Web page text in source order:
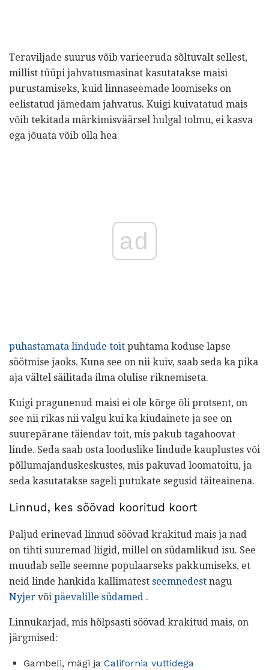
Teraviljade suurus võib varieeruda sõltuvalt sellest,
millist tüüpi jahvatusmasinat kasutatakse maisi
purustamiseks, kuid linnaseemade loomiseks on
eelistatud jämedam jahvatus. Kuigi kuivatatud mais
võib tekitada märkimisväärsel hulgal tolmu, ei kasva
ega jõuata võib olla hea
ad
puhastamata lindude toit puhtama koduse lapse
söötmise jaoks. Kuna see on nii kuiv, saab seda ka pika
aja vältel säilitada ilma olulise riknemiseta.
Kuigi pragunenud maisi ei ole kõrge õli protsent, on
see nii rikas nii valgu kui ka kiudainete ja see on
suurepärane täiendav toit, mis pakub tagahoovat
linde. Seda saab osta looduslike lindude kauplustes või
põllumajanduskeskustes, mis pakuvad loomatoitu, ja
seda kasutatakse sageli putukate segusid täiteainena.
Linnud, kes söövad kooritud koort
Paljud erinevad linnud söövad krakitud mais ja nad
on tihti suuremad liigid, millel on südamlikud isu. See
muudab selle seemne populaarseks pakkumiseks, et
neid linde hankida kallimatest seemnedest nagu
Nyjer või päevalille südamed .
Linnukarjad, mis hõlpsasti söövad krakitud mais, on
järgmised:
Gambeli, mägi ja California vuttidega